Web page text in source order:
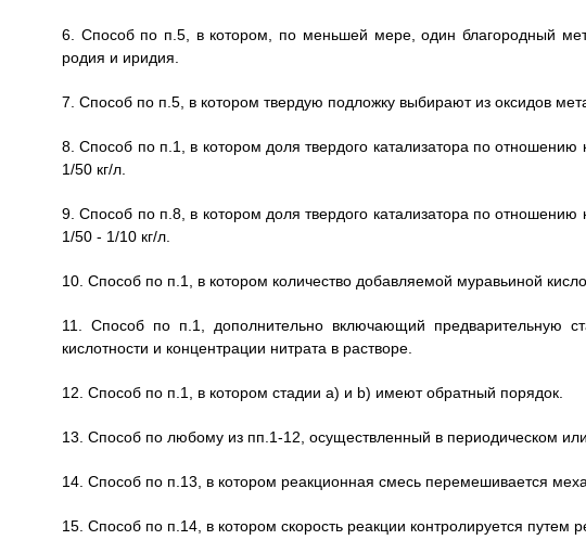
6. Способ по п.5, в котором, по меньшей мере, один благородный
родия и иридия.
7. Способ по п.5, в котором твердую подложку выбирают из оксидов
8. Способ по п.1, в котором доля твердого катализатора по
1/50 кг/л.
9. Способ по п.8, в котором доля твердого катализатора по
1/50 - 1/10 кг/л.
10. Способ по п.1, в котором количество добавляемой муравьиной
11. Способ по п.1, дополнительно включающий предварительную
кислотности и концентрации нитрата в растворе.
12. Способ по п.1, в котором стадии а) и b) имеют обратный порядок.
13. Способ по любому из пп.1-12, осуществленный в периодическом
14. Способ по п.13, в котором реакционная смесь перемешивается
15. Способ по п.14, в котором скорость реакции контролируется путем